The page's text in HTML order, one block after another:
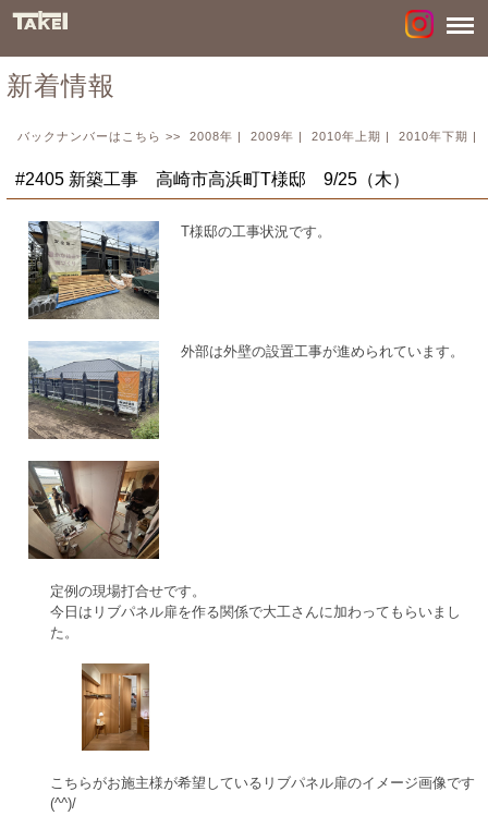
新着情報
バックナンバーはこちら >> 2008年 | 2009年 | 2010年上期 | 2010年下期 |
#2405 新築工事 高崎市高浜町T様邸 9/25（木）
T様邸の工事状況です。
外部は外壁の設置工事が進められています。
定例の現場打合せです。
今日はリブパネル扉を作る関係で大工さんに加わってもらいまし
た。
こちらがお施主様が希望しているリブパネル扉のイメージ画像です
(^^)/